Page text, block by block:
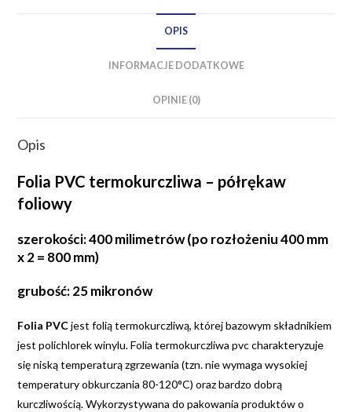
OPIS
INFORMACJE DODATKOWE
OPINIE (0)
Opis
Folia PVC termokurczliwa – półrękaw
foliowy
szerokości: 400 milimetrów (po rozłożeniu 400 mm
x 2 = 800 mm)
grubość: 25 mikronów
Folia PVCjest folią termokurczliwą, której bazowym składnikiem
jest polichlorek winylu. Folia termokurczliwa pvc charakteryzuje
się niską temperaturą zgrzewania (tzn. nie wymaga wysokiej
temperatury obkurczania 80-120°C) oraz bardzo dobrą
kurczliwością. Wykorzystywana do pakowania produktów o